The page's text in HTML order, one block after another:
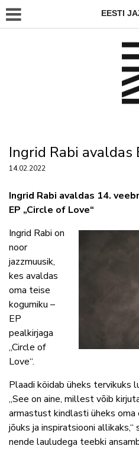
EESTI
Ingrid Rabi avaldas
14.02.2022
Ingrid Rabi avaldas 14.
EP „Circle of Love“
Ingrid Rabi on
noor
jazzmuusik,
kes avaldas
oma teise
kogumiku –
EP
pealkirjaga
„Circle of
Love“.
Plaadi köidab üheks tervikuks
„See on aine, millest võib
armastust kindlasti üheks oma
jõuks ja inspiratsiooni
nende lauludega teebki